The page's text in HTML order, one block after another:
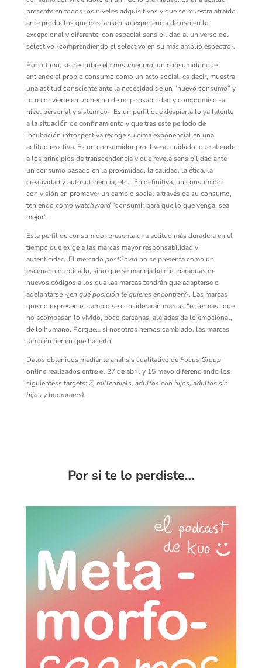
presente en todos los niveles adquisitivos y que se muestra atraído
ante productos que descansen su experiencia de uso en lo
excepcional y diferente; con especial sensibilidad al universo del
selectivo -comprendiendo el selectivo en su más amplio espectro-.
Por último, se descubre elconsumer pro, un consumidor que
entiende el propio consumo como un acto social, es decir, muestra
una actitud consciente ante la necesidad de un “nuevo consumo” y
lo reconvierte en un hecho de responsabilidad y compromiso -a
nivel personal y sistémico-. Es un perfil que despierta lo ya latente
a la situación de confinamiento y que tras este periodo de
incubación introspectiva recoge su cima exponencial en una
actitud reactiva. Es un consumidor proclive al cuidado, que atiende
a los principios de transcendencia y que revela sensibilidad ante
un consumo basado en la proximidad, la calidad, la ética, la
creatividad y autosuficiencia, etc… En definitiva, un consumidor
con visión en promover un cambio social a través de su consumo,
teniendo como watchword“consumir para que lo que venga, sea
mejor”.
Este perfil de consumidor presenta una actitud más duradera en el
tiempo que exige a las marcas mayor responsabilidad y
autenticidad. El mercado postCovid no se presenta como un
escenario duplicado, sino que se maneja bajo el paraguas de
nuevos códigos a los que las marcas tendrán que adaptarse o
adelantarse -¿en qué posición te quieres encontrar?-. Las marcas
que no expresen el cambio se considerarán marcas “enfermas” que
no acompasan lo vivido, poco cercanas, alejadas de lo emocional,
de lo humano. Porque… si nosotros hemos cambiado, las marcas
también tienen que hacerlo.
Datos obtenidos mediante análisis cualitativo deFocus Group
online realizados entre el 27 de abril y 15 mayo diferenciando los
siguientess targets: Z, millennials, adultos con hijos, adultos sin
hijos y boommers).
Por si te lo perdiste…